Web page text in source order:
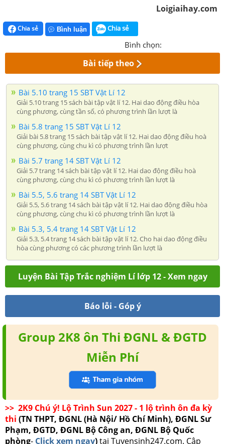
Loigiaihay.com
Chia sẻ Bình luận Chia sẻ
Bình chọn:
Bài tiếp theo
Bài 5.10 trang 15 SBT Vật Lí 12
Giải 5.10 trang 15 sách bài tập vật lí 12. Hai dao động điều hòa
cùng phương, cùng tần số, có phương trình lần lượt là
Bài 5.8 trang 15 SBT Vật Lí 12
Giải bài 5.8 trang 15 sách bài tập vật lí 12. Hai dao động điều hoà
cùng phương, cùng chu kì có phương trình lần lượt
Bài 5.7 trang 14 SBT Vật Lí 12
Giải 5.7 trang 14 sách bài tập vật lí 12. Hai dao động điều hoà
cùng phương, cùng chu kì có phương trình lần lượt là
Bài 5.5, 5.6 trang 14 SBT Vật Lí 12
Giải 5.5, 5.6 trang 14 sách bài tập vật lí 12. Hai dao động điều hòa
cùng phương, cùng chu kì có phương trình lần lượt là
Bài 5.3, 5.4 trang 14 SBT Vật Lí 12
Giải 5.3, 5.4 trang 14 sách bài tập vật lí 12. Cho hai dao động điều
hòa cùng phương có các phương trình lần lượt là
Luyện Bài Tập Trắc nghiệm Lí lớp 12 - Xem ngay
Báo lỗi - Góp ý
Group 2K8 ôn Thi ĐGNL & ĐGTD
Miễn Phí
>> 2K9 Chú ý! Lộ Trình Sun 2027 - 1 lộ trình ôn đa kỳ
thi (TN THPT, ĐGNL (Hà Nội/ Hồ Chí Minh), ĐGNL Sư
Phạm, ĐGTD, ĐGNL Bộ Công an, ĐGNL Bộ Quốc
phòng- Click xem ngay)tại Tuyensinh247.com. Cập